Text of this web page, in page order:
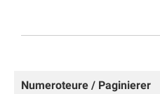
Numeroteure / Paginierer